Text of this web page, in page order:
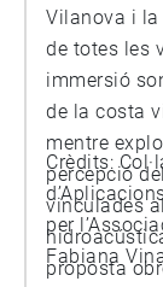
Vilanova i la
de totes les
immersió
de la costa
mentre
percepció
vinculades
proposta
Crèdits:
per
Fabiana